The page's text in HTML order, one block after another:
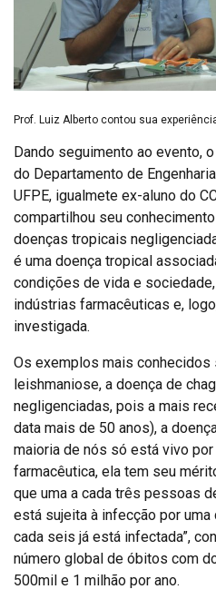
Prof. Luiz Alberto contou sua
Dando seguimento ao evento,
do Departamento de
UFPE, igualmete ex-aluno do
compartilhou seu
doenças tropicais
é uma doença tropical
condições de vida e
indústrias farmacêuticas e,
investigada.
Os exemplos mais conhecidos
leishmaniose, a doença de
negligenciadas, pois a mais
data mais de 50 anos), a
maioria de nós só está vivo
farmacêutica, ela tem seu
que uma a cada três pessoas
está sujeita à infecção por uma
cada seis já está infectada”,
número global de óbitos com
500mil e 1 milhão por ano.